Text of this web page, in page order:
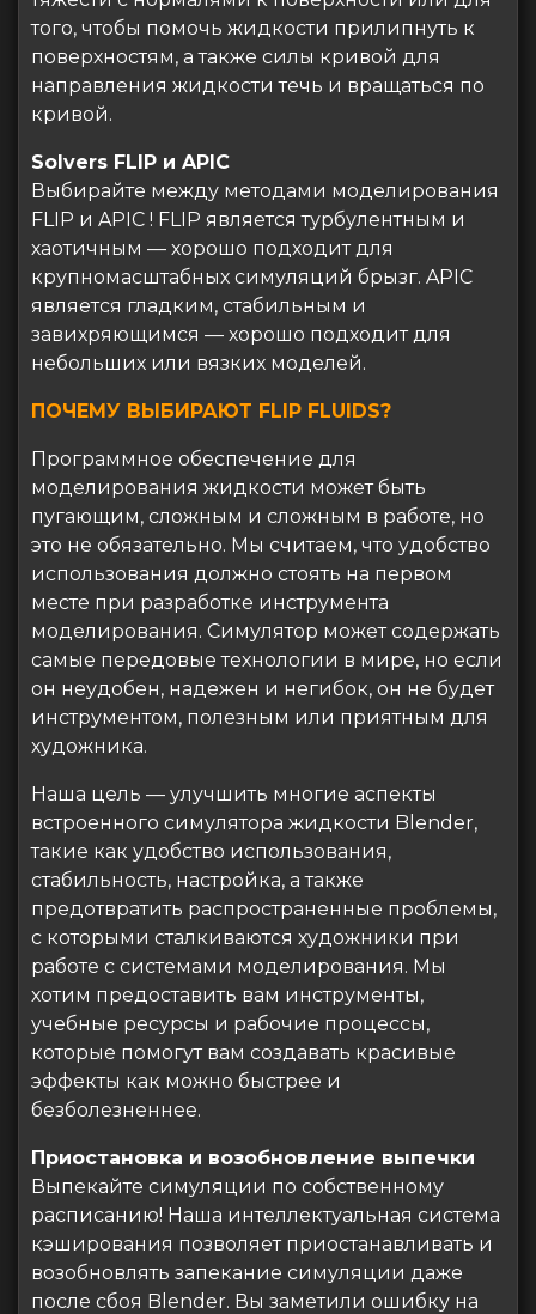
того, чтобы помочь жидкости прилипнуть к
поверхностям, а также силы кривой для
направления жидкости течь и вращаться по
кривой.
Solvers FLIP и APIC
Выбирайте между методами моделирования
FLIP и APIC ! FLIP является турбулентным и
хаотичным — хорошо подходит для
крупномасштабных симуляций брызг. APIC
является гладким, стабильным и
завихряющимся — хорошо подходит для
небольших или вязких моделей.
ПОЧЕМУ ВЫБИРАЮТ FLIP FLUIDS?
Программное обеспечение для
моделирования жидкости может быть
пугающим, сложным и сложным в работе, но
это не обязательно. Мы считаем, что удобство
использования должно стоять на первом
месте при разработке инструмента
моделирования. Симулятор может содержать
самые передовые технологии в мире, но если
он неудобен, надежен и негибок, он не будет
инструментом, полезным или приятным для
художника.
Наша цель — улучшить многие аспекты
встроенного симулятора жидкости Blender,
такие как удобство использования,
стабильность, настройка, а также
предотвратить распространенные проблемы,
с которыми сталкиваются художники при
работе с системами моделирования. Мы
хотим предоставить вам инструменты,
учебные ресурсы и рабочие процессы,
которые помогут вам создавать красивые
эффекты как можно быстрее и
безболезненнее.
Приостановка и возобновление выпечки
Выпекайте симуляции по собственному
расписанию! Наша интеллектуальная система
кэширования позволяет приостанавливать и
возобновлять запекание симуляции даже
после сбоя Blender. Вы заметили ошибку на